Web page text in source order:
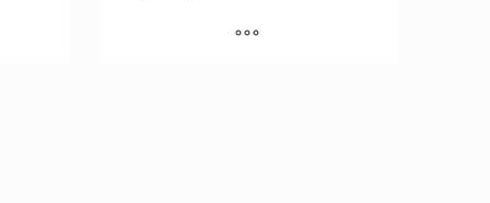
PLAZAS